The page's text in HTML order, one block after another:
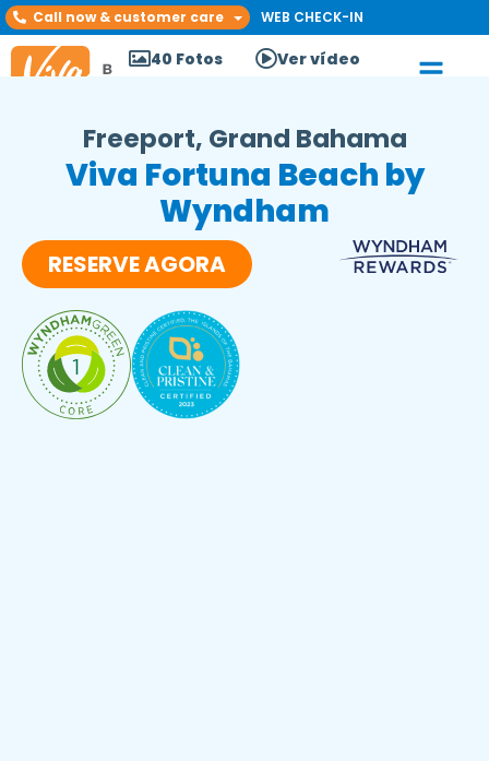
Call now & customer care WEB CHECK-IN
40 Fotos Ver vídeo
Freeport, Grand Bahama
Viva Fortuna Beach by
Wyndham
RESERVE AGORA